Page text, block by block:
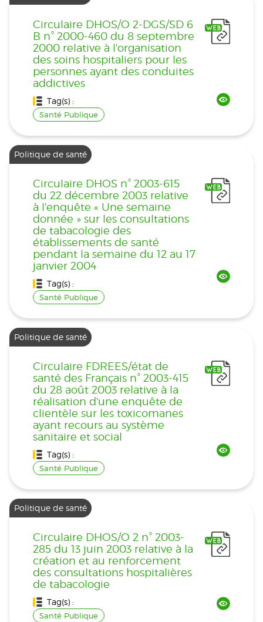
Circulaire DHOS/O 2-DGS/SD 6
B n° 2000-460 du 8 septembre
2000 relative à l'organisation
des soins hospitaliers pour les
personnes ayant des conduites
addictives
Tag(s) :
Santé Publique
Politique de santé
Circulaire DHOS n° 2003-615
du 22 décembre 2003 relative
à l'enquête « Une semaine
donnée » sur les consultations
de tabacologie des
établissements de santé
pendant la semaine du 12 au 17
janvier 2004
Tag(s) :
Santé Publique
Politique de santé
Circulaire FDREES/état de
santé des Français n° 2003-415
du 28 août 2003 relative à la
réalisation d'une enquête de
clientèle sur les toxicomanes
ayant recours au système
sanitaire et social
Tag(s) :
Santé Publique
Politique de santé
Circulaire DHOS/O 2 n° 2003-
285 du 13 juin 2003 relative à la
création et au renforcement
des consultations hospitalières
de tabacologie
Tag(s) :
Santé Publique